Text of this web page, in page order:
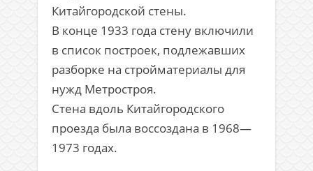
Китайгородской стены.
В конце 1933 года стену включили
в список построек, подлежавших
разборке на стройматериалы для
нужд Метростроя.
Стена вдоль Китайгородского
проезда была воссоздана в 1968—
1973 годах.